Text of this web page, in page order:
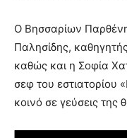
Ο Βησσαρίων
Παλησίδης,
καθώς και η Σοφία
σεφ του
κοινό σε γεύσεις